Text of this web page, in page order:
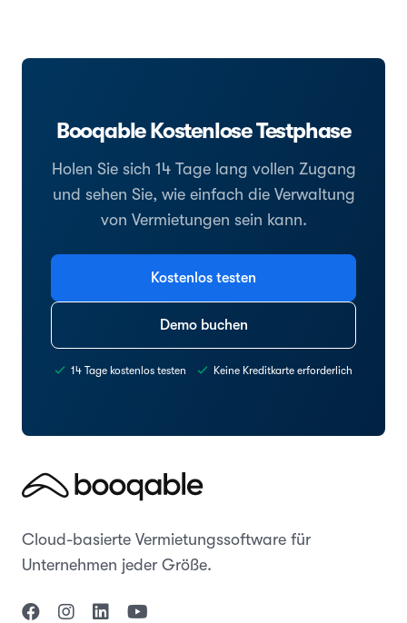
Booqable Kostenlose Testphase
Holen Sie sich 14 Tage lang vollen Zugang
und sehen Sie, wie einfach die Verwaltung
von Vermietungen sein kann.
Kostenlos testen
Demo buchen
14 Tage kostenlos testen Keine Kreditkarte erforderlich
Cloud-basierte Vermietungssoftware für
Unternehmen jeder Größe.